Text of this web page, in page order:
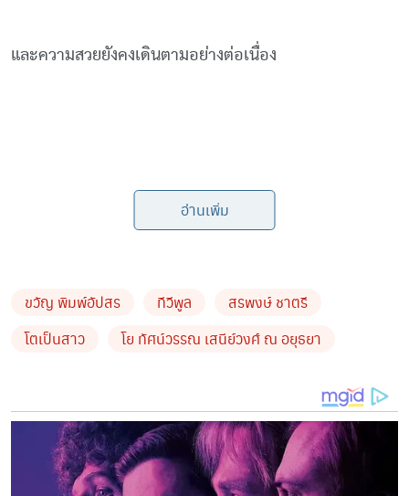
และความสวยยังคงเดินตามอย่างต่อเนื่อง
by TVPOOL ONLINE
อ่านเพิ่ม
ขวัญ พิมพ์อัปสร ทีวีพูล
สรพงษ์ ชาตรี
โตเป็นสาว
โย ทัศน์วรรณ เสนีย์วงศ์ ณ อยุธยา